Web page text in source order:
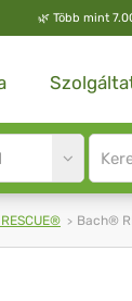
🌿 Több mint
Site
Bach®